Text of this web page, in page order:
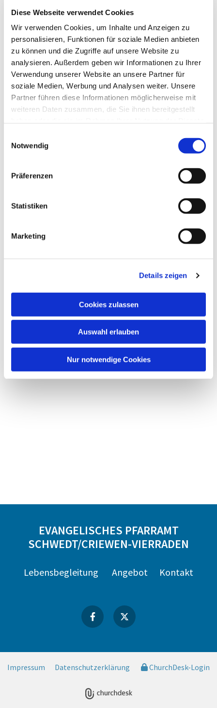
Diese Webseite verwendet Cookies
Wir verwenden Cookies, um Inhalte und Anzeigen zu
personalisieren, Funktionen für soziale Medien anbieten
zu können und die Zugriffe auf unsere Website zu
analysieren. Außerdem geben wir Informationen zu Ihrer
Verwendung unserer Website an unsere Partner für
soziale Medien, Werbung und Analysen weiter. Unsere
Partner führen diese Informationen möglicherweise mit
weiteren Daten zusammen, die Sie ihnen bereitgestellt
Notwendig
Präferenzen
Statistiken
Marketing
Details zeigen
Cookies zulassen
Auswahl erlauben
Nur notwendige Cookies
EVANGELISCHES PFARRAMT
SCHWEDT/CRIEWEN-VIERRADEN
Lebensbegleitung Angebot Kontakt
Impressum Datenschutzerklärung ChurchDesk-Login